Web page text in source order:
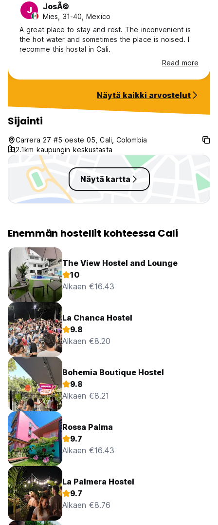
J JosÃ©
Mies, 31-40, Mexico
A great place to stay and rest. The inconvenient is
the hot water and sometimes the place is noised. I
recomme this hostal in Cali.
Read more
Näytä kaikki arvostelut
Sijainti
Carrera 27 #5 oeste 05, Cali, Colombia
2.1km kaupungin keskustasta
Näytä kartta
Enemmän hostellit kohteessa Cali
The View Hostel and Lounge
10
Alkaen €16.43
La Chanca Hostel
9.8
Alkaen €8.20
Bohemia Boutique Hostel
9.8
Alkaen €8.21
Rossa Palma
9.7
Alkaen €16.43
La Palmera Hostel
9.7
Alkaen €8.76